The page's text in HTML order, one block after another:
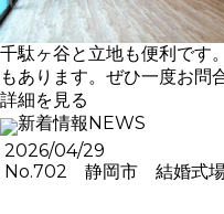
千駄ヶ谷と立地も便利です
もあります。ぜひ一度お問
詳細を見る
新着情報NEWS
2026/04/29
No.702 静岡市 結婚式